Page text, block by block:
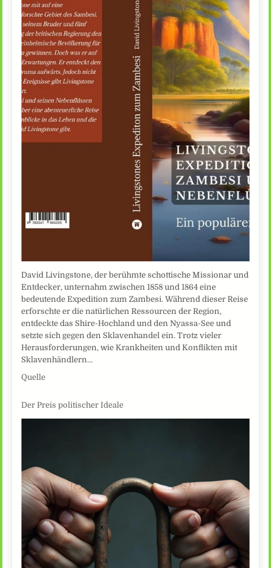
David Livingstone, der berühmte schottische Missionar und
Entdecker, unternahm zwischen 1858 und 1864 eine
bedeutende Expedition zum Zambesi. Während dieser Reise
erforschte er die natürlichen Ressourcen der Region,
entdeckte das Shire-Hochland und den Nyassa-See und
setzte sich gegen den Sklavenhandel ein. Trotz vieler
Herausforderungen, wie Krankheiten und Konflikten mit
Sklavenhändlern…
Quelle
Der Preis politischer Ideale